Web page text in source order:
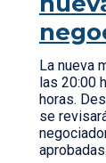
La nueva
las 20:00
horas.
se
aprobadas.